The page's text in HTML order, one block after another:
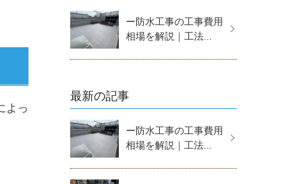
よっ
ー防水工事の工事費用
相場を解説｜工法...
最新の記事
ー防水工事の工事費用
相場を解説｜工法...